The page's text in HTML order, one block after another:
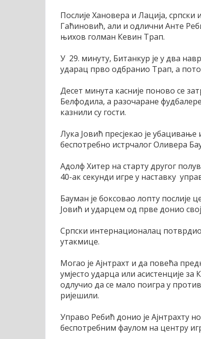
Послије Хановера и Лација,
Гаћиновић, али и одлични Анте
њихов голман Кевин Трап.
У 29. минуту, Битанкур је у два
ударац прво одбранио Трап, а
Десет минута касније поново се
Белфодила, а разочаране
казнили су гости.
Лука Јовић пресјекао је
беспотребно истрчалог Оливера
Адолф Хитер на старту другог
40-ак секунди игре у наставку
Бауман је боксовао лопту послије
Јовић и ударцем од прве донио
Српски интернационалац
утакмице.
Могао је Ајнтрахт и да повећа
умјесто ударца или асистенције
одлучио да се мало поигра у
ријешили.
Управо Ребић донио је Ајнтрахту
беспотребним фаулом на центру